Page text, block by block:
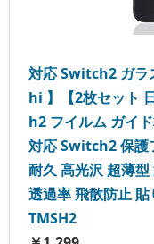
対応 Switch2 ガラ
hi 】【2枚セット
h2 フイルム ガイ
対応 Switch2 保護
耐久 高光沢 超薄
透過率 飛散防止
TMSH2